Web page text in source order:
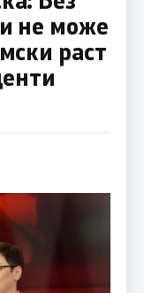
не може
раст